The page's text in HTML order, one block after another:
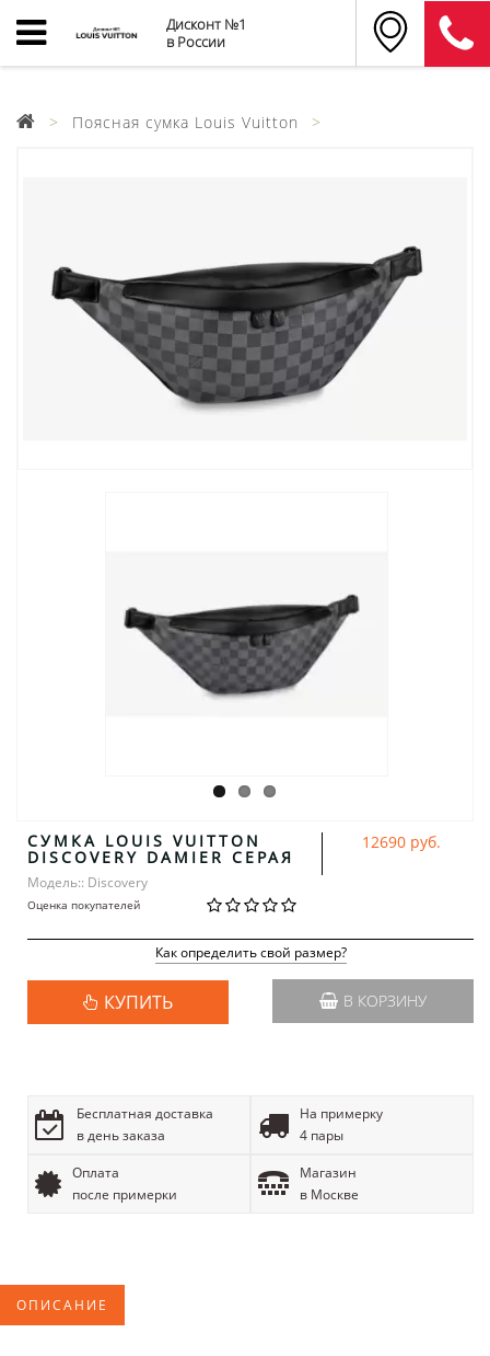
Дисконт №1
в России
Поясная сумка Louis Vuitton
СУМКА LOUIS VUITTON
DISCOVERY DAMIER СЕРАЯ
Модель:: Discovery
Оценка покупателей
12690 руб.
Как определить свой размер?
КУПИТЬ В КОРЗИНУ
Бесплатная доставка
в день заказа
На примерку
4 пары
Оплата
после примерки
Магазин
в Москве
ОПИСАНИЕ